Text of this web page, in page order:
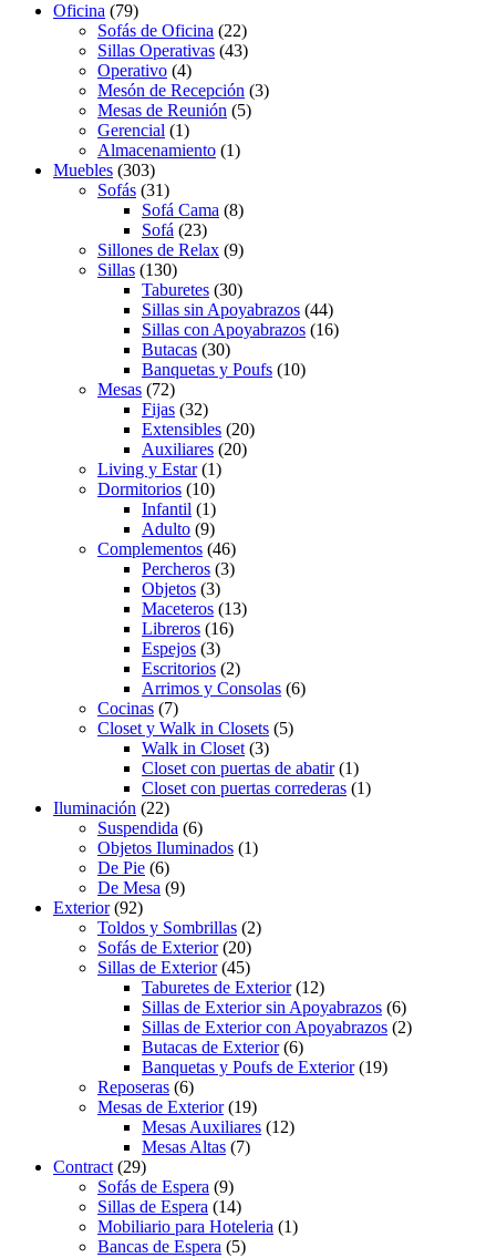
Oficina (79)
Sofás de Oficina (22)
Sillas Operativas (43)
Operativo (4)
Mesón de Recepción (3)
Mesas de Reunión (5)
Gerencial (1)
Almacenamiento (1)
Muebles (303)
Sofás (31)
Sofá Cama (8)
Sofá (23)
Sillones de Relax (9)
Sillas (130)
Taburetes (30)
Sillas sin Apoyabrazos (44)
Sillas con Apoyabrazos (16)
Butacas (30)
Banquetas y Poufs (10)
Mesas (72)
Fijas (32)
Extensibles (20)
Auxiliares (20)
Living y Estar(1)
Dormitorios (10)
Infantil (1)
Adulto (9)
Complementos (46)
Percheros (3)
Objetos (3)
Maceteros (13)
Libreros (16)
Espejos (3)
Escritorios (2)
Arrimos y Consolas (6)
Cocinas (7)
Closet y Walk in Closets (5)
Walk in Closet (3)
Closet con puertas de abatir(1)
Closet con puertas correderas (1)
Iluminación (22)
Suspendida (6)
Objetos Iluminados (1)
De Pie (6)
De Mesa (9)
Exterior(92)
Toldos y Sombrillas (2)
Sofás de Exterior(20)
Sillas de Exterior(45)
Taburetes de Exterior(12)
Sillas de Exterior sin Apoyabrazos (6)
Sillas de Exterior con Apoyabrazos (2)
Butacas de Exterior(6)
Banquetas y Poufs de Exterior(19)
Reposeras (6)
Mesas de Exterior(19)
Mesas Auxiliares (12)
Mesas Altas (7)
Contract (29)
Sofás de Espera (9)
Sillas de Espera (14)
Mobiliario para Hoteleria (1)
Bancas de Espera (5)